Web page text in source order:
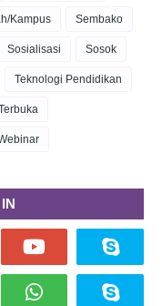
Kampus Sembako
Sosialisasi Sosok
Teknologi Pendidikan